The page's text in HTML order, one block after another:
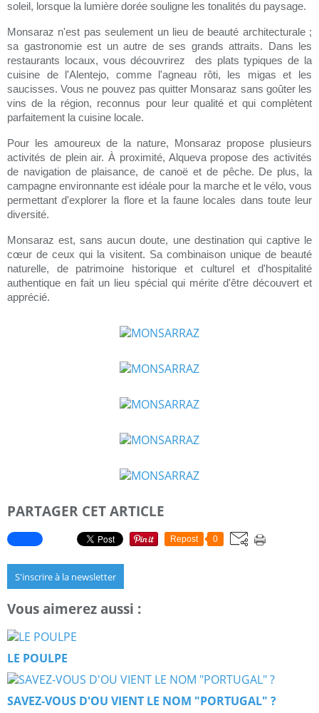
soleil, lorsque la lumière dorée souligne les tonalités du paysage.
Monsaraz n'est pas seulement un lieu de beauté architecturale ;
sa gastronomie est un autre de ses grands attraits. Dans les
restaurants locaux, vous découvrirez des plats typiques de la
cuisine de l'Alentejo, comme l'agneau rôti, les migas et les
saucisses. Vous ne pouvez pas quitter Monsaraz sans goûter les
vins de la région, reconnus pour leur qualité et qui complètent
parfaitement la cuisine locale.
Pour les amoureux de la nature, Monsaraz propose plusieurs
activités de plein air. À proximité, Alqueva propose des activités
de navigation de plaisance, de canoë et de pêche. De plus, la
campagne environnante est idéale pour la marche et le vélo, vous
permettant d'explorer la flore et la faune locales dans toute leur
diversité.
Monsaraz est, sans aucun doute, une destination qui captive le
cœur de ceux qui la visitent. Sa combinaison unique de beauté
naturelle, de patrimoine historique et culturel et d'hospitalité
authentique en fait un lieu spécial qui mérite d'être découvert et
apprécié.
PARTAGER CET ARTICLE
Repost 0
S'inscrire à la newsletter
Vous aimerez aussi :
LE POULPE
SAVEZ-VOUS D'OU VIENT LE NOM "PORTUGAL" ?